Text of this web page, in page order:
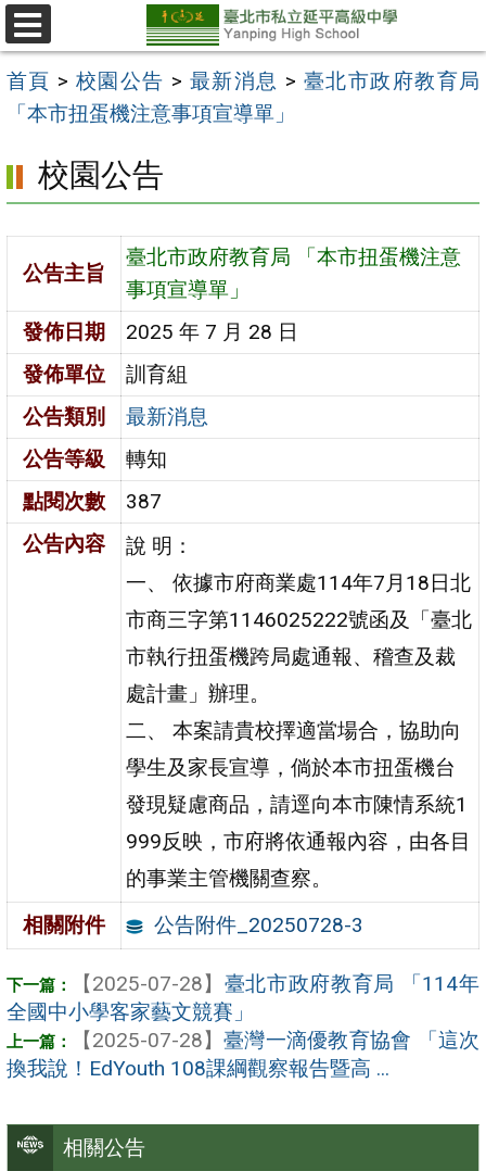
跳
至
主
要
區
選
單
首頁 > 校園公告 > 最新消息 > 臺北市政府教育局
「本市扭蛋機注意事項宣導單」
相關公告
校園公告
公告主旨
臺北市政府教育局 「本市扭蛋機注意
事項宣導單」
發佈日期
2025 年 7 月 28 日
發佈單位
訓育組
公告類別
最新消息
公告等級
轉知
點閱次數
387
公告內容
說 明：
一、 依據市府商業處114年7月18日北
市商三字第1146025222號函及「臺北
市執行扭蛋機跨局處通報、稽查及裁
處計畫」辦理。
二、 本案請貴校擇適當場合，協助向
學生及家長宣導，倘於本市扭蛋機台
發現疑慮商品，請逕向本市陳情系統1
999反映，市府將依通報內容，由各目
的事業主管機關查察。
相關附件
公告附件_20250728-3
【2025-07-28】 臺北市政府教育局 「114年
全國中小學客家藝文競賽」
【2025-07-28】 臺灣一滴優教育協會 「這次
換我說！EdYouth 108課綱觀察報告暨高 ...